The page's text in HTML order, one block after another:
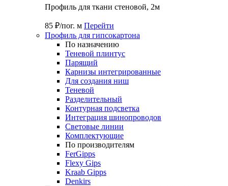
Профиль для ткани стеновой, 2м
85 ₽/пог. м Перейти
Профиль для гипсокартона
По назначению
Теневой плинтус
Парящий
Карнизы интегрированные
Для создания ниш
Теневой
Разделительный
Контурная подсветка
Интеграция шинопроводов
Световые линии
Комплектующие
По производителям
FerGipps
Flexy Gips
Kraab Gipps
Denkirs